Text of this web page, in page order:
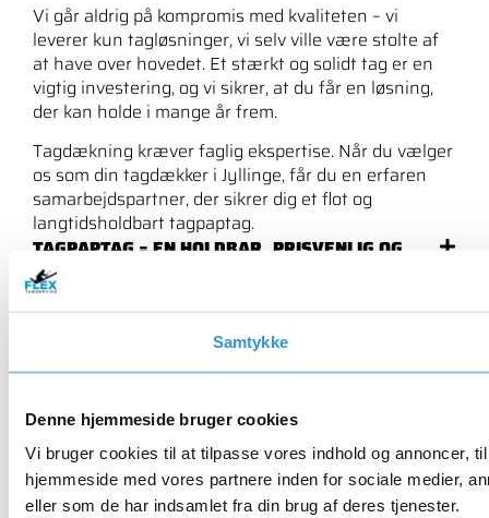
Samtykke
Denne hjemmeside bruger cookies
Vi bruger cookies til at tilpasse vores indhold og annoncer,
hjemmeside med vores partnere inden for sociale medier,
eller som de har indsamlet fra din brug af deres tjenester.
Vi går aldrig på kompromis med kvaliteten – vi
leverer kun tagløsninger, vi selv ville være stolte af
at have over hovedet. Et stærkt og solidt tag er en
vigtig investering, og vi sikrer, at du får en løsning,
der kan holde i mange år frem.
Tagdækning kræver faglig ekspertise. Når du vælger
os som din tagdækker i Jyllinge, får du en erfaren
samarbejdspartner, der sikrer dig et flot og
langtidsholdbart tagpaptag.
TAGPAPTAG = EN HOLDBAR, PRISVENLIG OG
STILREN LØSNING I JYLLINGE
TAGDÆKKER I JYLLINGE TIL PRIVATE OG
ERHVERV
KONTAKT OS